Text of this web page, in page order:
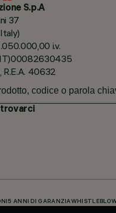
S.p.A
37
i.v.
40632
5 ANNI DI GARANZIA